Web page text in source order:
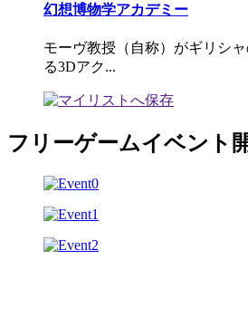
幻想博物学アカデミー
モーヴ教授（自称）がギリシ
る3Dアク...
フリーゲームイベント